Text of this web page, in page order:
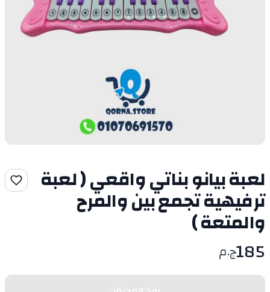
لعبة بيانو بناتي واقعي ( لعبة
ترفيهية تجمع بين والمرح
والمتعة )
185ج.م